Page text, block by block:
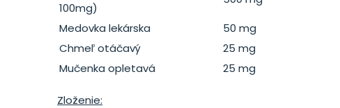
100mg)
Medovka lekárska
50 mg
Chmeľ otáčavý
25 mg
Mučenka opletavá
25 mg
Zloženie: